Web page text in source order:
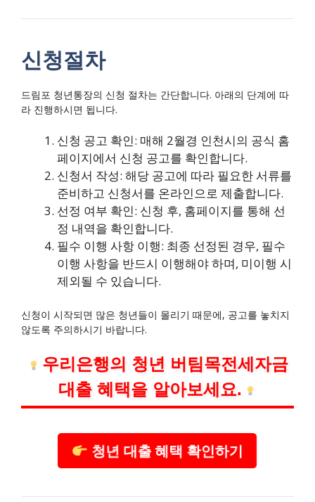
신청절차
드림포 청년통장의 신청 절차는 간단합니다. 아래의 단계에 따
라 진행하시면 됩니다.
신청 공고 확인: 매해 2월경 인천시의 공식 홈
페이지에서 신청 공고를 확인합니다.
신청서 작성: 해당 공고에 따라 필요한 서류를
준비하고 신청서를 온라인으로 제출합니다.
선정 여부 확인: 신청 후, 홈페이지를 통해 선
정 내역을 확인합니다.
필수 이행 사항 이행: 최종 선정된 경우, 필수
이행 사항을 반드시 이행해야 하며, 미이행 시
제외될 수 있습니다.
신청이 시작되면 많은 청년들이 몰리기 때문에, 공고를 놓치지
않도록 주의하시기 바랍니다.
우리은행의 청년 버팀목전세자금
대출 혜택을 알아보세요.
청년 대출 혜택 확인하기